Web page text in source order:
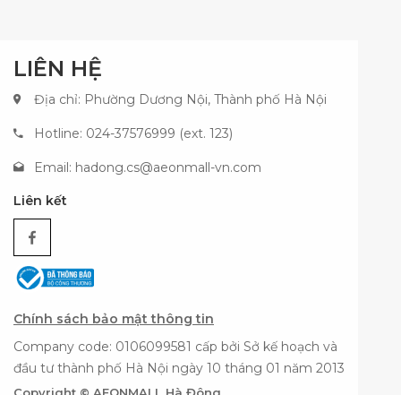
LIÊN HỆ
Địa chỉ: Phường Dương Nội, Thành phố Hà Nội
Hotline: 024-37576999 (ext. 123)
Email: hadong.cs@aeonmall-vn.com
Liên kết
Chính sách bảo mật thông tin
Company code: 0106099581 cấp bởi Sở kế hoạch và
đầu tư thành phố Hà Nội ngày 10 tháng 01 năm 2013